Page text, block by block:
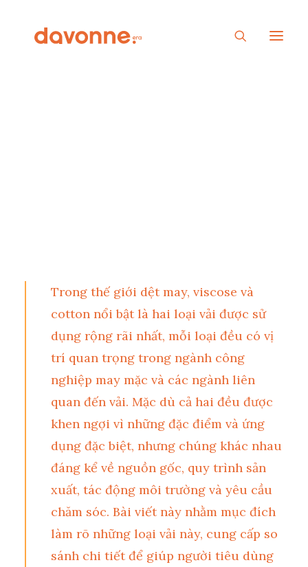
Trong thế giới dệt may, viscose và
cotton nổi bật là hai loại vải được sử
dụng rộng rãi nhất, mỗi loại đều có vị
trí quan trọng trong ngành công
nghiệp may mặc và các ngành liên
quan đến vải. Mặc dù cả hai đều được
khen ngợi vì những đặc điểm và ứng
dụng đặc biệt, nhưng chúng khác nhau
đáng kể về nguồn gốc, quy trình sản
xuất, tác động môi trường và yêu cầu
chăm sóc. Bài viết này nhằm mục đích
làm rõ những loại vải này, cung cấp so
sánh chi tiết để giúp người tiêu dùng